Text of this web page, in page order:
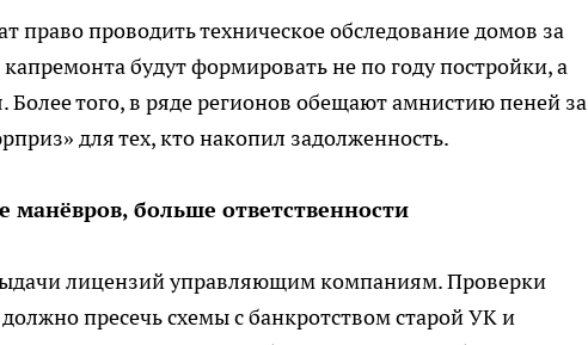
право проводить техническое обследование домов за
капремонта будут формировать не по году постройки, а
Более того, в ряде регионов обещают амнистию пеней за
для тех, кто накопил задолженность.
больше ответственности
лицензий управляющим компаниям. Проверки
пресечь схемы с банкротством старой УК и